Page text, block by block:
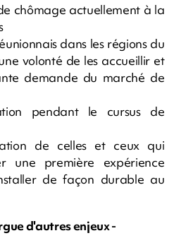
chômage actuellement à la
dans les régions du
volonté de les accueillir et
demande du marché de
pendant le cursus de
de celles et ceux qui
une première expérience
de façon durable au
d'autres enjeux -